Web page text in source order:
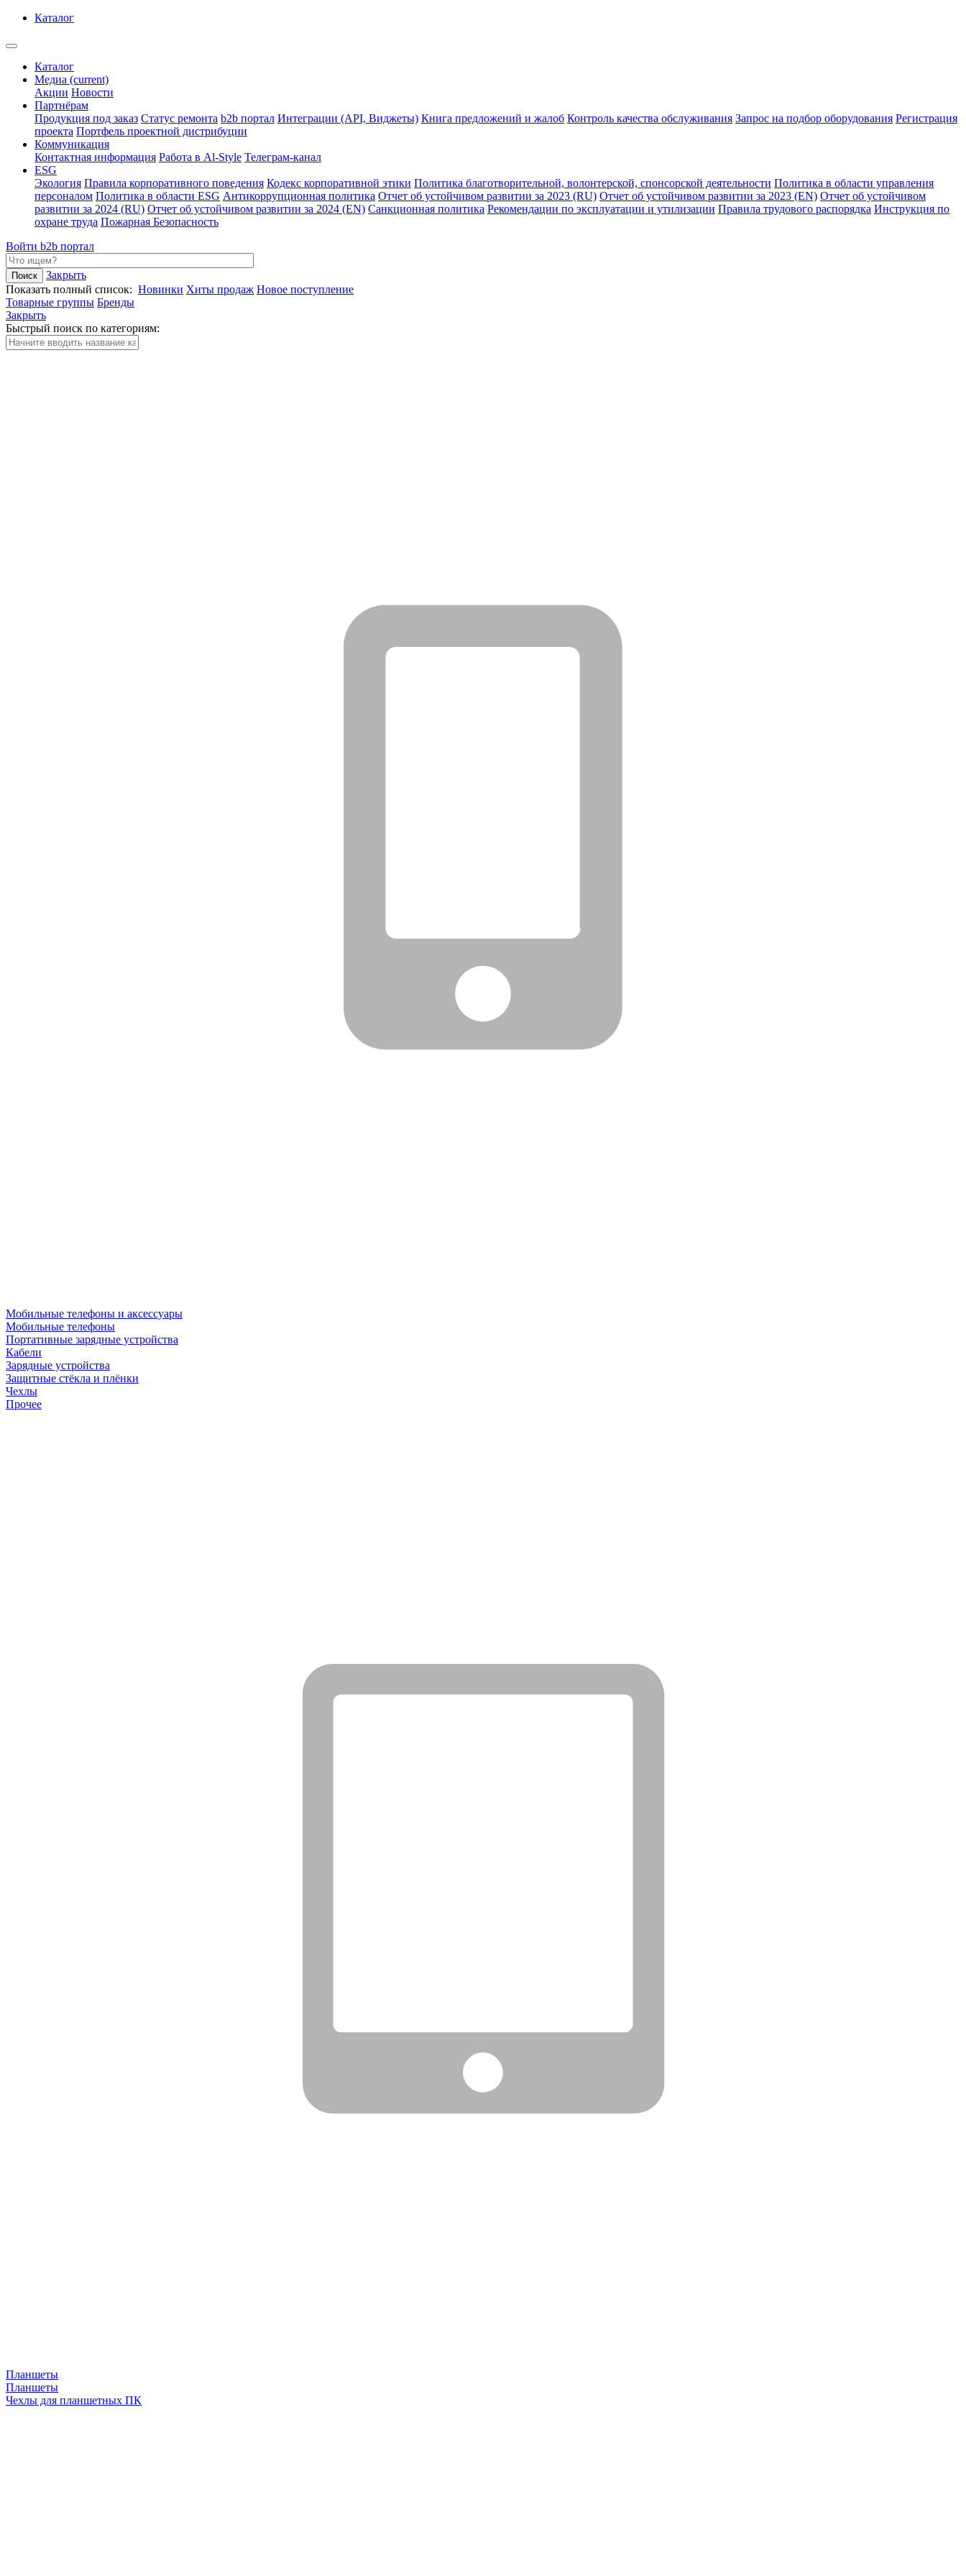
Каталог
Каталог
Медиа (current)
Акции Новости
Партнёрам
Продукция под заказ Статус ремонта b2b портал Интеграции (API, Виджеты) Книга предложений и жалоб Контроль качества обслуживания Запрос на подбор оборудования Регистрация
проекта Портфель проектной дистрибуции
Коммуникация
Контактная информация Работа в Al-Style Телеграм-канал
ESG
Экология Правила корпоративного поведения Кодекс корпоративной этики Политика благотворительной, волонтерской, спонсорской деятельности Политика в области управления
персоналом Политика в области ESG Антикоррупционная политика Отчет об устойчивом развитии за 2023 (RU) Отчет об устойчивом развитии за 2023 (EN) Отчет об устойчивом
развитии за 2024 (RU) Отчет об устойчивом развитии за 2024 (EN) Санкционная политика Рекомендации по эксплуатации и утилизации Правила трудового распорядка Инструкция по
охране труда Пожарная Безопасность
Войти b2b портал
Закрыть
Показать полный список: Новинки Хиты продаж Новое поступление
Товарные группы Бренды
Закрыть
Быстрый поиск по категориям:
Мобильные телефоны и аксессуары
Мобильные телефоны
Портативные зарядные устройства
Кабели
Зарядные устройства
Защитные стёкла и плёнки
Чехлы
Прочее
Планшеты
Планшеты
Чехлы для планшетных ПК